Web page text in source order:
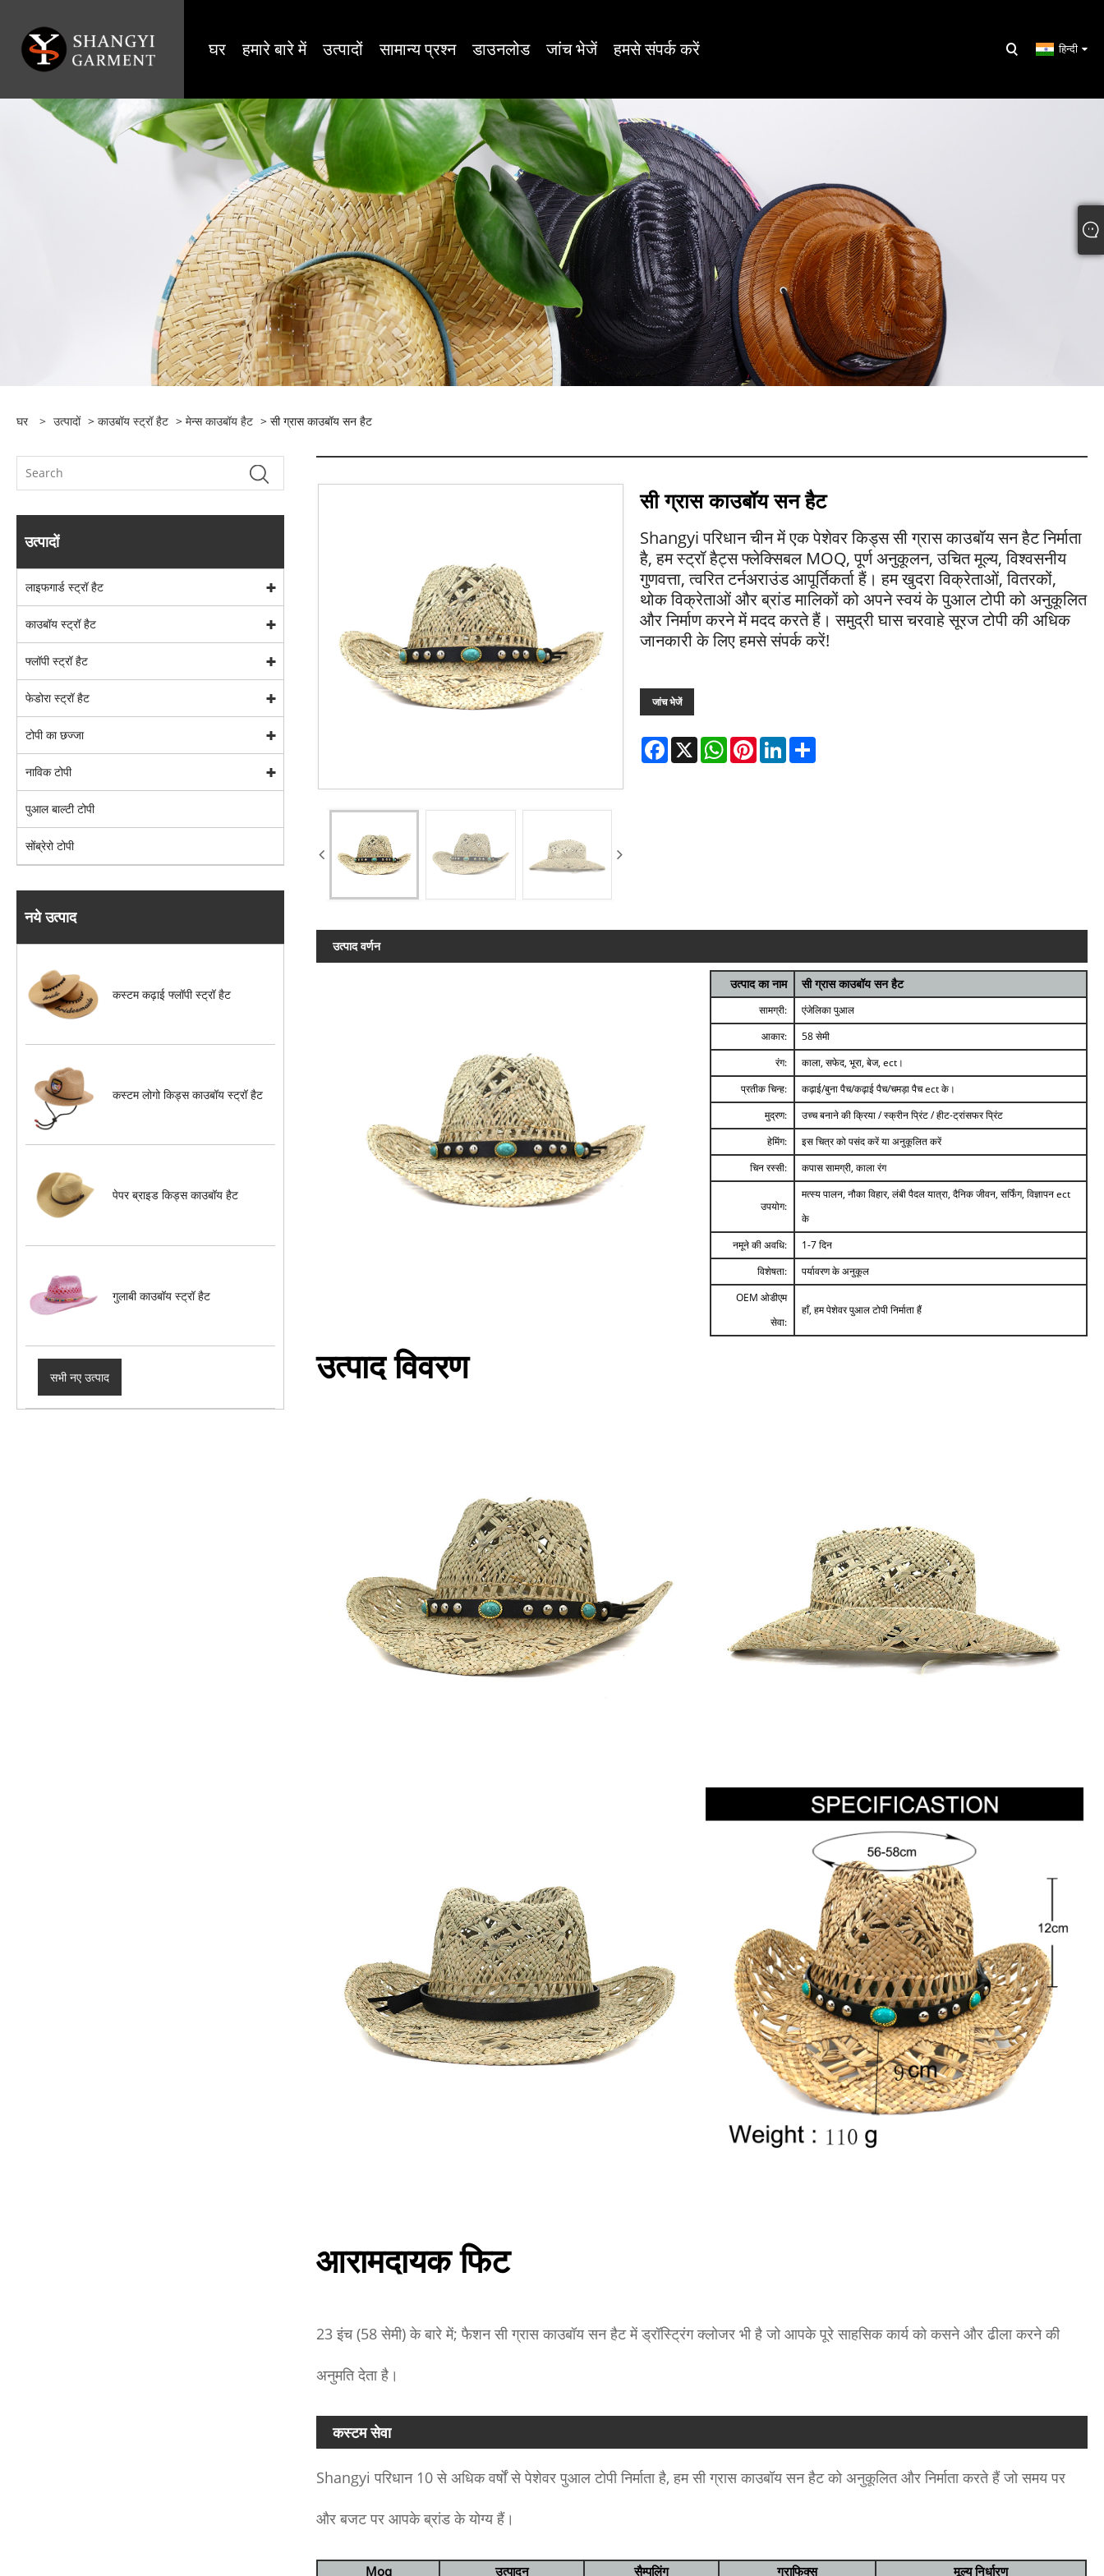
घर हमारे बारे में उत्पादों सामान्य प्रश्न डाउनलोड जांच भेजें हमसे संपर्क करें हिन्दी
घर > उत्पादों > काउबॉय स्ट्रॉ हैट > मेन्स काउबॉय हैट > सी ग्रास काउबॉय सन हैट
उत्पादों
लाइफगार्ड स्ट्रॉ हैट
काउबॉय स्ट्रॉ हैट
फ्लॉपी स्ट्रॉ हैट
फेडोरा स्ट्रॉ हैट
टोपी का छज्जा
नाविक टोपी
पुआल बाल्टी टोपी
सोंब्रेरो टोपी
नये उत्पाद
कस्टम कढ़ाई फ्लॉपी स्ट्रॉ हैट
कस्टम लोगो किड्स काउबॉय स्ट्रॉ हैट
पेपर ब्राइड किड्स काउबॉय हैट
गुलाबी काउबॉय स्ट्रॉ हैट
सभी नए उत्पाद
सी ग्रास काउबॉय सन हैट
Shangyi परिधान चीन में एक पेशेवर किड्स सी ग्रास काउबॉय सन हैट निर्माता
है, हम स्ट्रॉ हैट्स फ्लेक्सिबल MOQ, पूर्ण अनुकूलन, उचित मूल्य, विश्वसनीय
गुणवत्ता, त्वरित टर्नअराउंड आपूर्तिकर्ता हैं। हम खुदरा विक्रेताओं, वितरकों,
थोक विक्रेताओं और ब्रांड मालिकों को अपने स्वयं के पुआल टोपी को अनुकूलित
और निर्माण करने में मदद करते हैं। समुद्री घास चरवाहे सूरज टोपी की अधिक
जानकारी के लिए हमसे संपर्क करें!
जांच भेजें
Facebook
X WhatsApp
PinterestLinkedIn
उत्पाद वर्णन
उत्पाद का नाम सी ग्रास काउबॉय सन हैट
सामग्री:
एंजेलिका पुआल
आकार:
58 सेमी
रंग:
काला, सफेद, भूरा, बेज, ect।
प्रतीक चिन्ह:
कढ़ाई/बुना पैच/कढ़ाई पैच/चमड़ा पैच ect के।
मुद्रण:
उच्च बनाने की क्रिया / स्क्रीन प्रिंट / हीट-ट्रांसफर प्रिंट
हेमिंग:
इस चित्र को पसंद करें या अनुकूलित करें
चिन रस्सी:
कपास सामग्री, काला रंग
उपयोग:
मत्स्य पालन, नौका विहार, लंबी पैदल यात्रा, दैनिक जीवन, सर्फिंग, विज्ञापन ect
के
नमूने की अवधि:
1-7 दिन
विशेषता:
पर्यावरण के अनुकूल
OEM ओडीएम
सेवा:
हाँ, हम पेशेवर पुआल टोपी निर्माता हैं
उत्पाद विवरण
आरामदायक फिट
23 इंच (58 सेमी) के बारे में; फैशन सी ग्रास काउबॉय सन हैट में ड्रॉस्ट्रिंग क्लोजर भी है जो आपके पूरे साहसिक कार्य को कसने और ढीला करने की
अनुमति देता है।
कस्टम सेवा
Shangyi परिधान 10 से अधिक वर्षों से पेशेवर पुआल टोपी निर्माता है, हम सी ग्रास काउबॉय सन हैट को अनुकूलित और निर्माता करते हैं जो समय पर
और बजट पर आपके ब्रांड के योग्य हैं।
Moq उत्पादन सैम्पलिंग ग्राफिक्स मूल्य निर्धारण